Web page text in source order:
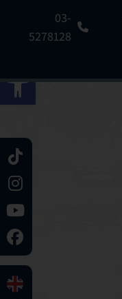
03-
5278128